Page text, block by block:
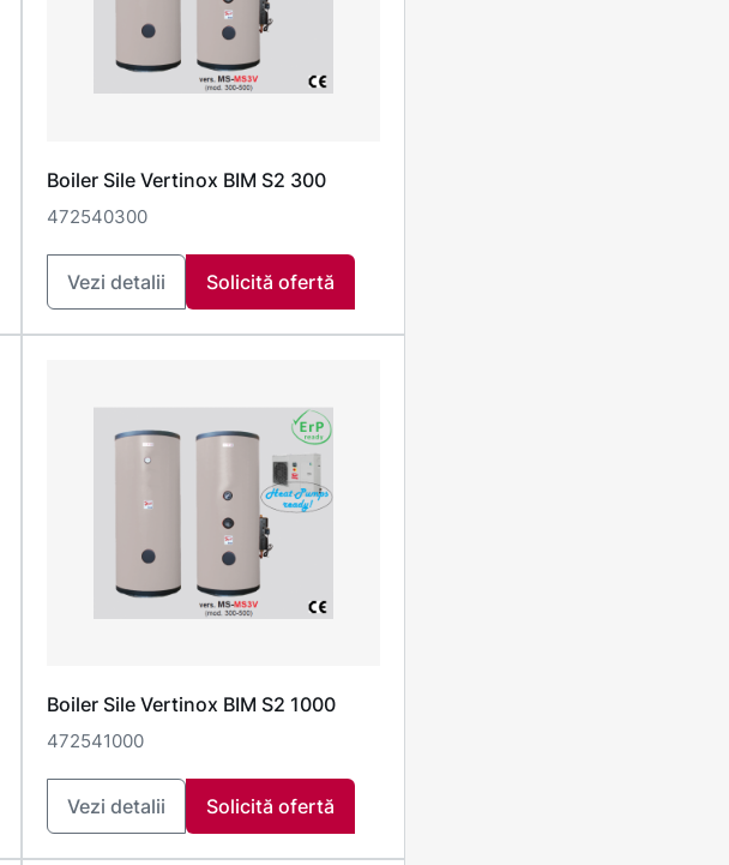
Boiler Sile Vertinox BIM S2 300
472540300
Vezi detalii Solicită ofertă
Boiler Sile Vertinox BIM S2 1000
472541000
Vezi detalii Solicită ofertă